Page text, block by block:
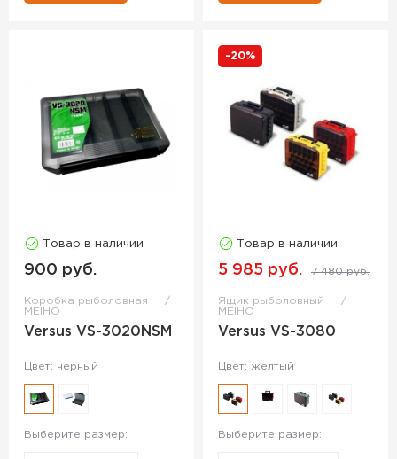
Товар в наличии
900 руб.
Коробка рыболовная
MEIHO
Versus VS-3020NSM
Цвет: черный
Выберите размер:
-20%
Товар в наличии
5 985 руб. 7 480 руб.
Ящик рыболовный
MEIHO
Versus VS-3080
Цвет: желтый
Выберите размер: